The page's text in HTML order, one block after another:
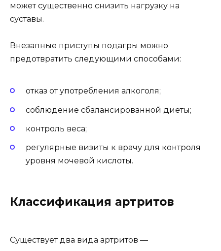
может существенно снизить нагрузку на
суставы.
Внезапные приступы подагры можно
предотвратить следующими способами:
отказ от употребления алкоголя;
соблюдение сбалансированной диеты;
контроль веса;
регулярные визиты к врачу для контроля
уровня мочевой кислоты.
Классификация артритов
Существует два вида артритов —